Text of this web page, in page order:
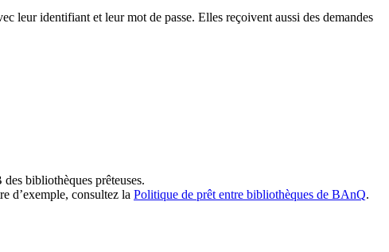
leur identifiant et leur mot de passe. Elles reçoivent aussi des demandes
bibliothèques prêteuses.
d’exemple, consultez la Politique de prêt entre bibliothèques de BAnQ.